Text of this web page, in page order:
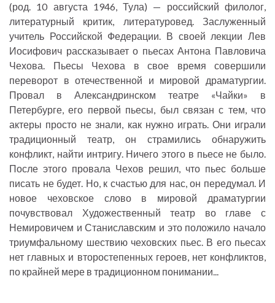
(род. 10 августа 1946, Тула) — российский филолог,
литературный критик, литературовед. Заслуженный
учитель Российской Федерации. В своей лекции Лев
Иосифович рассказывает о пьесах Антона Павловича
Чехова. Пьесы Чехова в свое время совершили
переворот в отечественной и мировой драматургии.
Провал в Александринском театре «Чайки» в
Петербурге, его первой пьесы, был связан с тем, что
актеры просто не знали, как нужно играть. Они играли
традиционный театр, он страмились обнаружить
конфликт, найти интригу. Ничего этого в пьесе не было.
После этого провала Чехов решил, что пьес больше
писать не будет. Но, к счастью для нас, он передумал. И
новое чеховское слово в мировой драматургии
почувствовал Художественный театр во главе с
Немировичем и Станиславским и это положило начало
триумфальному шествию чеховских пьес. В его пьесах
нет главных и второстепенных героев, нет конфликтов,
по крайней мере в традиционном понимании...